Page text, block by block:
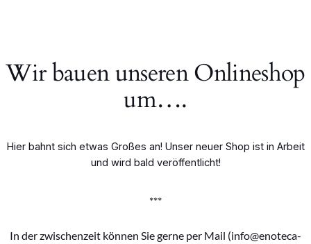
Wir bauen unseren Onlineshop
um….
Hier bahnt sich etwas Großes an! Unser neuer Shop ist in Arbeit
und wird bald veröffentlicht!
***
In der zwischenzeit können Sie gerne per Mail (info@enoteca-